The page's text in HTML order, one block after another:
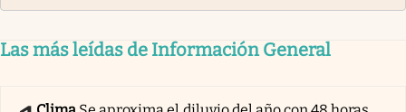
Las más leídas de Información General